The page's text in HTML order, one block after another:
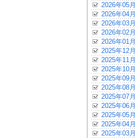
2026年05月
2026年04月
2026年03月
2026年02月
2026年01月
2025年12月
2025年11月
2025年10月
2025年09月
2025年08月
2025年07月
2025年06月
2025年05月
2025年04月
2025年03月